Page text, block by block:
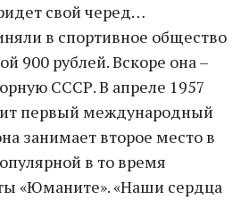
свой черед…
в спортивное общество
900 рублей. Вскоре она –
СССР. В апреле 1957
первый международный
занимает второе место в
в то время
«Юманите». «Наши сердца